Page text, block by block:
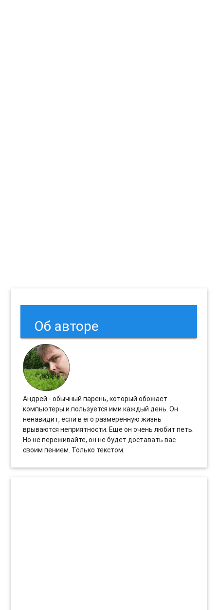
Об авторе
Андрей - обычный парень, который обожает
компьютеры и пользуется ими каждый день. Он
ненавидит, если в его размеренную жизнь
врываются неприятности. Еще он очень любит петь.
Но не переживайте, он не будет доставать вас
своим пением. Только текстом.